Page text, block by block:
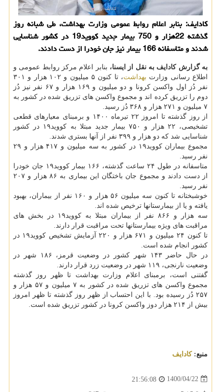
کادایف: بنابر اعلام روابط عمومی وزارت بهداشت، طی شبانه روز
گذشته 22هزار و 750 بیمار جدید کووید19 در کشور شناسایی
شدند و متاسفانه 166 بیمار نیز جان خودرا از دست دادند.
به گزارش کادایف به نقل از ایسنا، بنابر اعلام مرکز روابط عمومی و
اطلاع رسانی وزارت بهداشت
، تا کنون ۵ میلیون و ۱۰۲ هزار و ۳۰۱
نفر دُز اول واکسن کرونا و دو میلیون و ۱۶۹ هزار و ۶۷ نفر نیز دُز
دوم را تزریق کرده اند و مجموع واکسن های تزریق شده در کشور به
۷ میلیون و ۲۷۱ هزار و ۳۶۸ دُز رسید.
از روز گذشته تا امروز ۲۲ تیرماه ۱۴۰۰ و برمبنای معیارهای قطعی
تشخیصی، ۲۲ هزار و ۷۵۰ بیمار جدید مبتلا به کووید۱۹ در کشور
شناسایی شد که دو هزار و ۳۹۹ نفر از آنها بستری شدند.
مجموع بیماران کووید۱۹ در کشور به سه میلیون و ۴۱۷ هزار و ۲۹
نفر رسید.
متاسفانه در طول ۲۴ ساعت گذشته، ۱۶۶ بیمار کووید۱۹ جان خودرا
از دست دادند و مجموع جان باختگان این بیماری به ۸۶ هزار و ۲۰۷
نفر رسید.
خوشبختانه تا کنون سه میلیون ۵۶ هزار و ۱۶۰ نفر از بیماران، بهبود
یافته و یا از بیمارستانها ترخیص شده اند.
سه هزار و ۸۶۶ نفر از بیماران مبتلا به کووید۱۹ در بخش های
مراقبت های ویژه بیمارستانها تحت مراقبت قرار دارند.
تا کنون ۲۴ میلیون و ۶۷۱ هزار و ۲۲۰ آزمایش تشخیص کووید۱۹ در
کشور انجام شده است.
در حال حاضر ۱۴۳ شهر کشور در وضعیت قرمز، ۱۸۶ شهر در
وضعیت نارنجی، ۱۱۹ شهر در وضعیت زرد قرار دارند.
گفتنی است، برمبنای اعلام وزارت بهداشت تا ظهر روز گذشته
مجموع واکسن های تزریق شده در کشور به ۷ میلیون و ۵۷ هزار و
۲۵۷ دُز رسیده بود. با این احتساب از ظهر روز گذشته تا ظهر امروز
بیش از ۲۱۴ هزار دوز واکسن کرونا در کشور تزریق شده است.
منبع:كادایف
1400/04/22
21:56:08